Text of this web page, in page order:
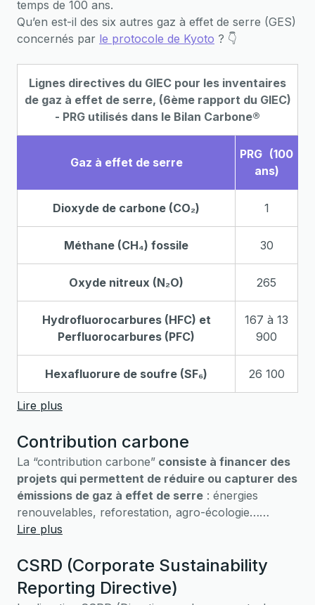
temps de 100 ans.‍
Qu’en est-il des six autres gaz à effet de serre (GES)
concernés par le protocole de Kyoto ? 👇
Lignes directives du GIEC pour les inventaires
de gaz à effet de serre, (6ème rapport du GIEC)
- PRG utilisés dans le Bilan Carbone®
Gaz à effet de serre
PRG (100
ans)
Dioxyde de carbone (CO₂) 1
Méthane (CH₄) fossile 30
Oxyde nitreux (N₂O) 265
Hydrofluorocarbures (HFC) et
Perfluorocarbures (PFC)
167 à 13
900
Hexafluorure de soufre (SF₆) 26 100
Lire plus
Contribution carbone
La “contribution carbone” consiste à financer des
projets qui permettent de réduire ou capturer des
émissions de gaz à effet de serre : énergies
renouvelables, reforestation, agro-écologie…
Malheureusement, le potentiel de “contribution
“compenser” toutes nos émissions, il n’y a tout
simplement pas assez de place sur Terre pour cela !
C’est pourquoi Il est préférable de parler de
Lire plus
CSRD (Corporate Sustainability
Reporting Directive)